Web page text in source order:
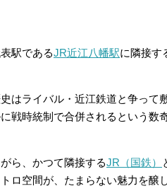
駅であるJR近江八幡駅に隣接す
はライバル・近江鉄道と争って
戦時統制で合併されるという数
ら、かつて隣接するJR（国鉄）
ロ空間が、たまらない魅力を醸